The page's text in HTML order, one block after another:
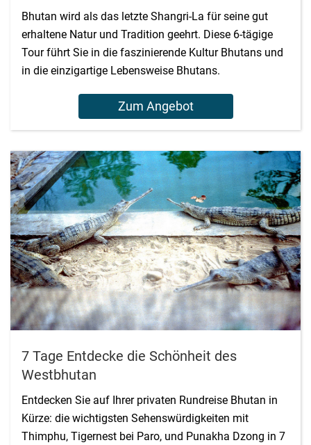
Bhutan wird als das letzte Shangri-La für seine gut
erhaltene Natur und Tradition geehrt. Diese 6-tägige
Tour führt Sie in die faszinierende Kultur Bhutans und
in die einzigartige Lebensweise Bhutans.
Zum Angebot
7 Tage Entdecke die Schönheit des
Westbhutan
Entdecken Sie auf Ihrer privaten Rundreise Bhutan in
Kürze: die wichtigsten Sehenswürdigkeiten mit
Thimphu, Tigernest bei Paro, und Punakha Dzong in 7